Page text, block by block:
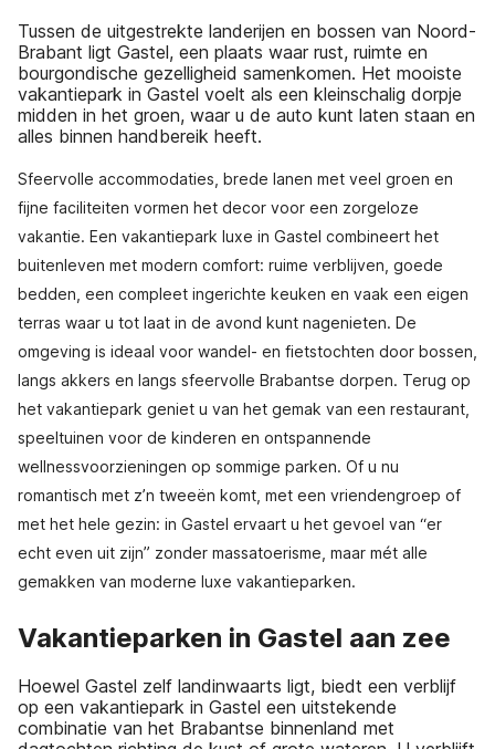
Tussen de uitgestrekte landerijen en bossen van Noord-
Brabant ligt Gastel, een plaats waar rust, ruimte en
bourgondische gezelligheid samenkomen. Het mooiste
vakantiepark in Gastel voelt als een kleinschalig dorpje
midden in het groen, waar u de auto kunt laten staan en
alles binnen handbereik heeft.
Sfeervolle accommodaties, brede lanen met veel groen en
fijne faciliteiten vormen het decor voor een zorgeloze
vakantie. Een vakantiepark luxe in Gastel combineert het
buitenleven met modern comfort: ruime verblijven, goede
bedden, een compleet ingerichte keuken en vaak een eigen
terras waar u tot laat in de avond kunt nagenieten. De
omgeving is ideaal voor wandel- en fietstochten door bossen,
langs akkers en langs sfeervolle Brabantse dorpen. Terug op
het vakantiepark geniet u van het gemak van een restaurant,
speeltuinen voor de kinderen en ontspannende
wellnessvoorzieningen op sommige parken. Of u nu
romantisch met z’n tweeën komt, met een vriendengroep of
met het hele gezin: in Gastel ervaart u het gevoel van “er
echt even uit zijn” zonder massatoerisme, maar mét alle
gemakken van moderne luxe vakantieparken.
Vakantieparken in Gastel aan zee
Hoewel Gastel zelf landinwaarts ligt, biedt een verblijf
op een vakantiepark in Gastel een uitstekende
combinatie van het Brabantse binnenland met